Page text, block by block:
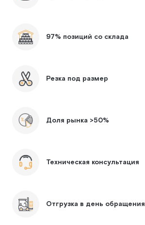
97% позиций со склада
Резка под размер
Доля рынка >50%
Техническая консультация
Отгрузка в день обращения